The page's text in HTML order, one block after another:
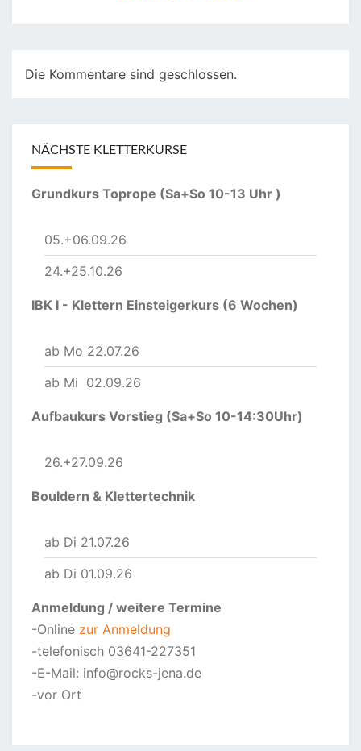
Die Kommentare sind geschlossen.
NÄCHSTE KLETTERKURSE
Grundkurs Toprope (Sa+So 10-13 Uhr )
05.+06.09.26
24.+25.10.26
IBK I - Klettern Einsteigerkurs (6 Wochen)
ab Mo 22.07.26
ab Mi 02.09.26
Aufbaukurs Vorstieg (Sa+So 10-14:30Uhr)
26.+27.09.26
Bouldern & Klettertechnik
ab Di 21.07.26
ab Di 01.09.26
Anmeldung / weitere Termine
-Online zur Anmeldung
-telefonisch 03641-227351
-E-Mail: info@rocks-jena.de
-vor Ort